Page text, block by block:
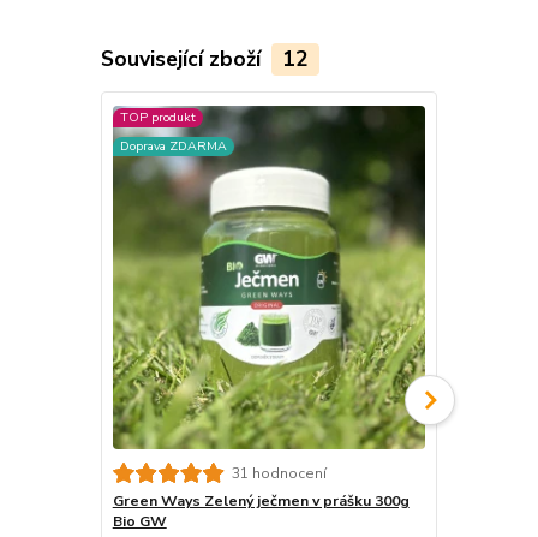
Související zboží 12
TOP produkt
Doprava ZDARMA
31 hodnocení
Green Ways Zelený ječmen v prášku 300g
Bio GW